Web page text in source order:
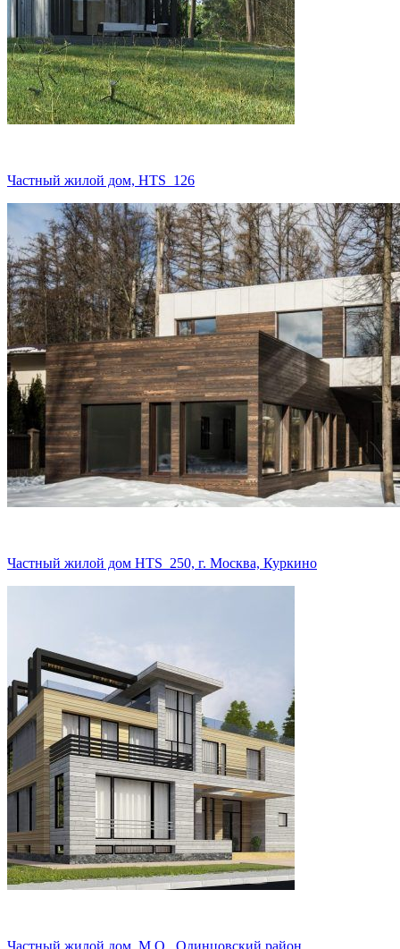
Частный жилой дом, HTS_126
Частный жилой дом HTS_250, г. Москва, Куркино
Частный жилой дом, М.О., Одинцовский район